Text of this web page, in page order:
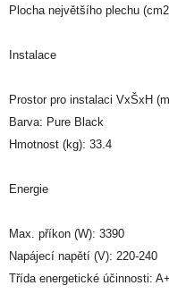
Plocha největšího plechu
Instalace
Prostor pro instalaci VxŠxH
Barva: Pure Black
Hmotnost (kg): 33.4
Energie
Max. příkon (W): 3390
Napájecí napětí (V): 220-240
Třída energetické účinnosti: A+